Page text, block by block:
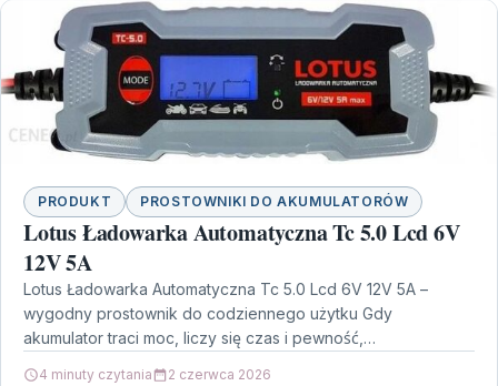
PRODUKT PROSTOWNIKI DO AKUMULATORÓW
Lotus Ładowarka Automatyczna Tc 5.0 Lcd 6V
12V 5A
Lotus Ładowarka Automatyczna Tc 5.0 Lcd 6V 12V 5A –
wygodny prostownik do codziennego użytku Gdy
akumulator traci moc, liczy się czas i pewność,…
4 minuty czytania 2 czerwca 2026